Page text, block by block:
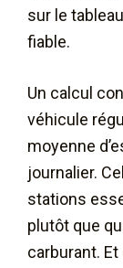
sur le
fiable.
Un calcul
véhicule
moyenne
journalier.
stations
plutôt que
carburant. Et